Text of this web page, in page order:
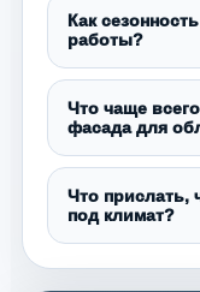
Как
работы?
Что чаще
фасада для
Что прислать,
под климат?